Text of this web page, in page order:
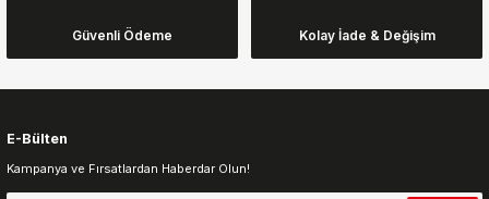
Gönder
Güvenli Ödeme Kolay İade & Değişim
E-Bülten
Kampanya ve Fırsatlardan Haberdar Olun!